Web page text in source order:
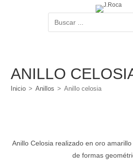
ANILLO
Inicio > Anillos > Anillo celosia
Anillo Celosia realizado en oro
de formas